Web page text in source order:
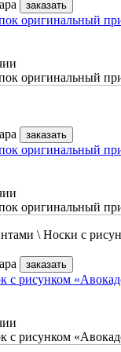
оригинальный
оригинальный
оригинальный
оригинальный
\ Носки с
с рисунком
с рисунком